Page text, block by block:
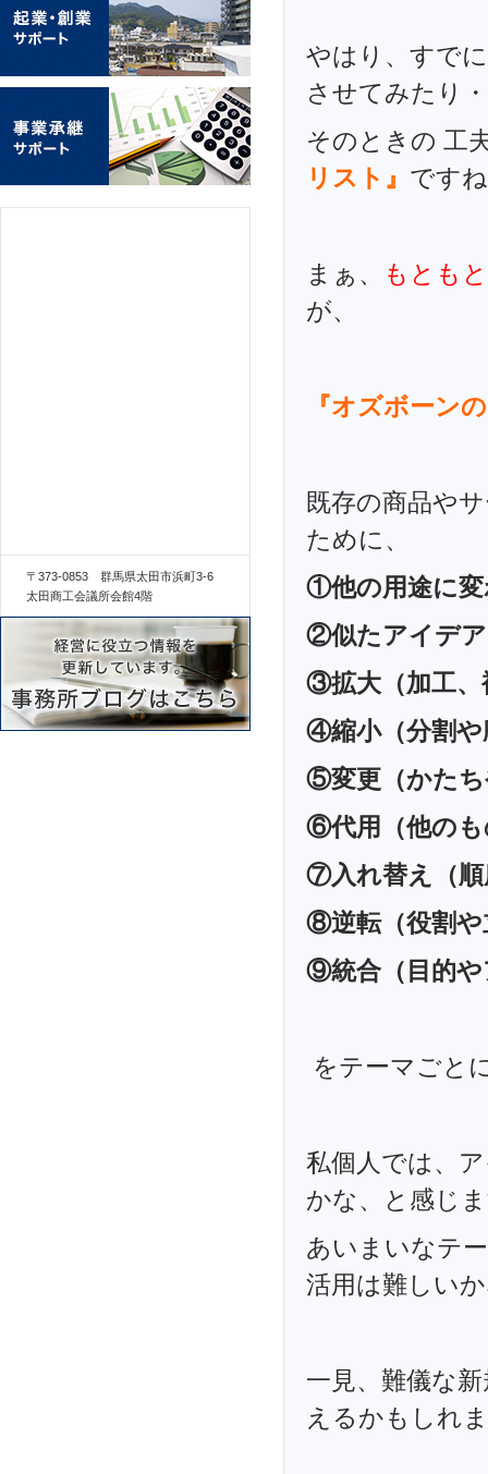
やはり、すで
させてみたり
そのときの 工
リスト』 です
まぁ、
もとも
が、
『オズボーン
既存の商品や
ために、
①他の用途に
②似たアイデ
③拡大（加工、
④縮小（分割や
⑤変更（かたち
⑥代用（他のも
⑦入れ替え（順
⑧逆転（役割や
⑨統合（目的や
をテーマごと
私個人では、
かな、と感じ
あいまいなテ
活用は難しい
一見、難儀な
えるかもしれ
〒373-0853 群馬県太田市浜町3-6
太田商工会議所会館4階